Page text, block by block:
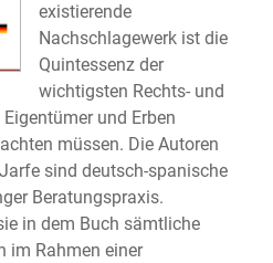
existierende
Nachschlagewerk ist die
Quintessenz der
wichtigsten Rechts- und
und Erben
müssen. Die Autoren
sind deutsch-spanische
Beratungspraxis.
in dem Buch sämtliche
im Rahmen einer